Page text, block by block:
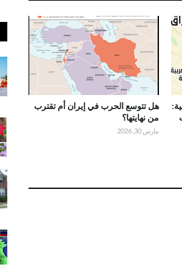
هل تتوسع الحرب في إيران أم تقترب
من نهايتها؟
مارس 30, 2026